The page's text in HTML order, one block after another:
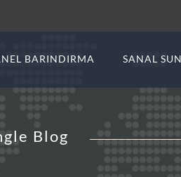
BARINDIRMA SANAL
Blog